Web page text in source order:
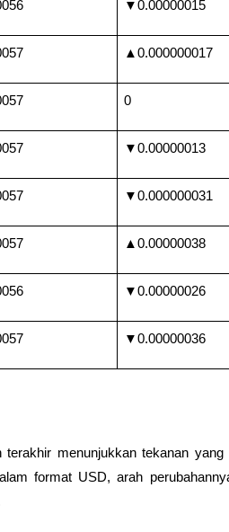
▼0.00000015
▲0.000000017
0
▼0.00000013
▼0.000000031
▲0.00000038
▼0.00000026
▼0.00000036
terakhir menunjukkan tekanan
format USD, arah